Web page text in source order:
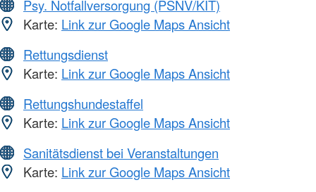
Psy. Notfallversorgung (PSNV/KIT)
Karte: Link zur Google Maps Ansicht
Rettungsdienst
Karte: Link zur Google Maps Ansicht
Rettungshundestaffel
Karte: Link zur Google Maps Ansicht
Sanitätsdienst bei Veranstaltungen
Karte: Link zur Google Maps Ansicht